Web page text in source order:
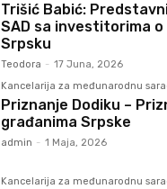
Trišić Babić:
SAD sa investitorima o
Srpsku
Teodora - 17 Juna, 2026
Kancelarija za međunarodnu
Priznanje Dodiku –
građanima Srpske
admin - 1 Maja, 2026
Kancelarija za međunarodnu